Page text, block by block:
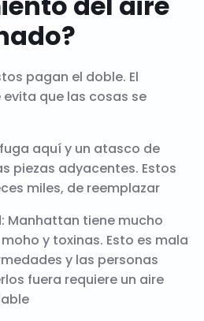
pagan el doble. El
que las cosas se
aquí y un atasco de
piezas adyacentes. Estos
miles, de reemplazar
Manhattan tiene mucho
y toxinas. Esto es mala
y las personas
fuera requiere un aire